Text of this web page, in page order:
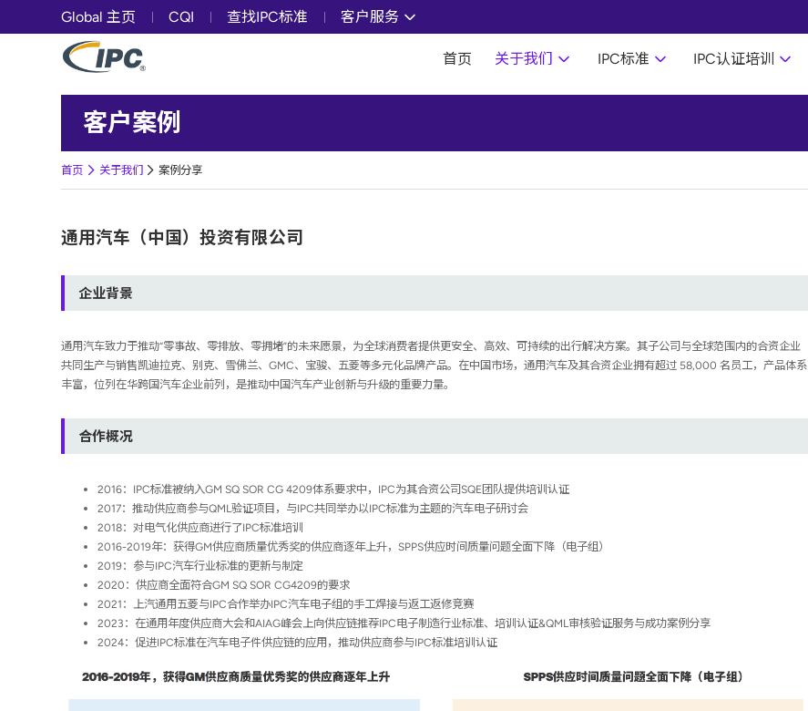
Global 主页 CQI 查找IPC标准 客户服务
首页 关于我们 IPC标准 IPC认证培训
客户案例
首页 关于我们 案例分享
通用汽车（中国）投资有限公司
企业背景
通用汽车致力于推动“零事故、零排放、零拥堵”的未来愿景，为全球消费者提供更安全、高效、可持续的出行解决方案。其子公司与全球范围内的合资企业
共同生产与销售凯迪拉克、别克、雪佛兰、GMC、宝骏、五菱等多元化品牌产品。在中国市场，通用汽车及其合资企业拥有超过 58,000 名员工，产品体系
丰富，位列在华跨国汽车企业前列，是推动中国汽车产业创新与升级的重要力量。
合作概况
2016：IPC标准被纳入GM SQ SOR CG 4209体系要求中，IPC为其合资公司SQE团队提供培训认证
2017：推动供应商参与QML验证项目，与IPC共同举办以IPC标准为主题的汽车电子研讨会
2018：对电气化供应商进行了IPC标准培训
2016-2019年：获得GM供应商质量优秀奖的供应商逐年上升，SPPS供应时间质量问题全面下降（电子组）
2019：参与IPC汽车行业标准的更新与制定
2020：供应商全面符合GM SQ SOR CG4209的要求
2021：上汽通用五菱与IPC合作举办IPC汽车电子组的手工焊接与返工返修竞赛
2023：在通用年度供应商大会和AIAG峰会上向供应链推荐IPC电子制造行业标准、培训认证&QML审核验证服务与成功案例分享
2024：促进IPC标准在汽车电子件供应链的应用，推动供应商参与IPC标准培训认证